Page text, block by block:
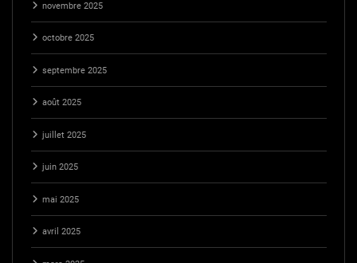
novembre 2025
octobre 2025
septembre 2025
août 2025
juillet 2025
juin 2025
mai 2025
avril 2025